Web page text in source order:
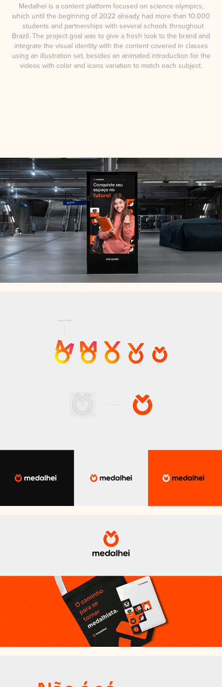
Medalhei is a content platform focused on science olympics,
which until the beginning of 2022 already had more than 10.000
students and partnerships with several schools throughout
Brazil. The project goal was to give a fresh look to the brand and
integrate the visual identity with the content covered in classes
using an illustration set, besides an animated introduction for the
videos with color and icons variation to match each subject.